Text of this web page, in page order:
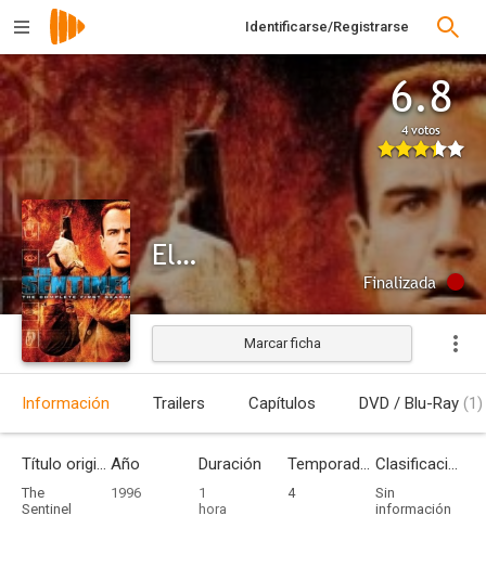
Identificarse/Registrarse
6.8
4 votos
El centinela
Finalizada
Marcar ficha
Información Trailers Capítulos DVD / Blu-Ray (1)
Título original
The
Sentinel
Año
1996
Duración
1
hora
Temporadas
4
Clasificación por edades
Sin
información